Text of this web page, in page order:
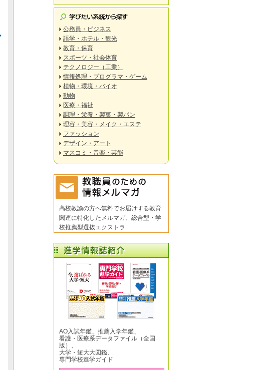
公務員・ビジネス
語学・ホテル・観光
教育・保育
スポーツ・社会体育
テクノロジー（工業）
情報処理・プログラマ・ゲーム
植物・環境・バイオ
動物
医療・福祉
調理・栄養・製菓・製パン
理容・美容・メイク・エステ
ファッション
デザイン・アート
マスコミ・音楽・芸能
高校教諭の方へ無料でお届けする教育
関連に特化したメルマガ、総合型・学
校推薦型選抜エクストラ
AO入試年鑑、推薦入学年鑑、
看護・医療系データファイル（全国
版）、
大学・短大大図鑑、
専門学校進学ガイド